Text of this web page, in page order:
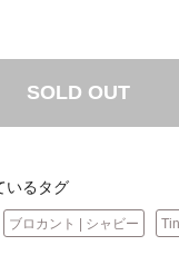
SOLD OUT
いるタグ
ブロカント | シャビー